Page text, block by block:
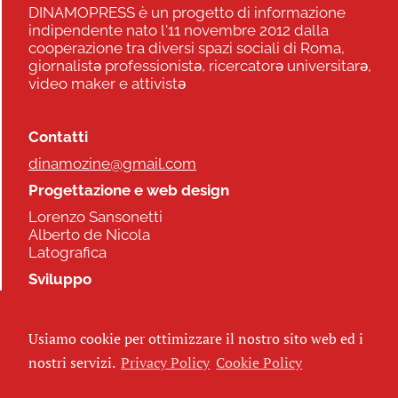
DINAMOPRESS è un progetto di informazione
indipendente nato l'11 novembre 2012 dalla
cooperazione tra diversi spazi sociali di Roma,
giornalistə professionistə, ricercatorə universitarə,
video maker e attivistə
Contatti
dinamozine@gmail.com
Progettazione e web design
Lorenzo Sansonetti
Alberto de Nicola
Latografica
Sviluppo
Seguici
Usiamo cookie per ottimizzare il nostro sito web ed i
nostri servizi. Privacy Policy Cookie Policy